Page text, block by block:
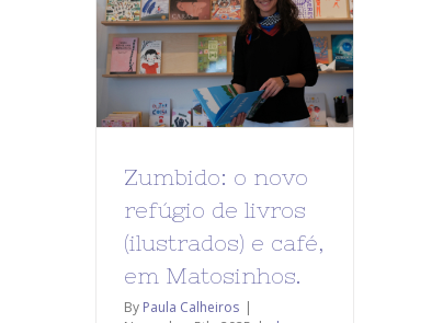
Zumbido: o novo
refúgio de livros
(ilustrados) e café,
em Matosinhos.
By Paula Calheiros |